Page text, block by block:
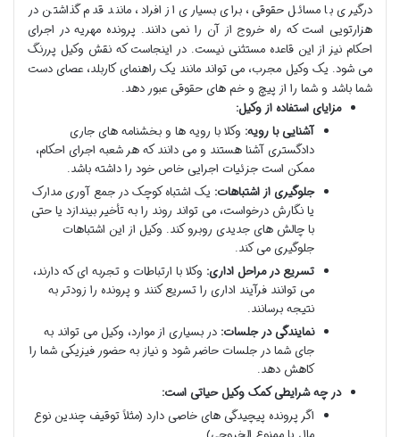
درگیری با مسائل حقوقی، برای بسیاری از افراد، مانند قدم گذاشتن در
هزارتویی است که راه خروج از آن را نمی دانند. پرونده مهریه در اجرای
احکام نیز از این قاعده مستثنی نیست. در اینجاست که نقش وکیل پررنگ
می شود. یک وکیل مجرب، می تواند مانند یک راهنمای کاربلد، عصای دست
شما باشد و شما را از پیچ و خم های حقوقی عبور دهد.
مزایای استفاده از وکیل:
آشنایی با رویه: وکلا با رویه ها و بخشنامه های جاری
دادگستری آشنا هستند و می دانند که هر شعبه اجرای احکام،
ممکن است جزئیات اجرایی خاص خود را داشته باشد.
جلوگیری از اشتباهات: یک اشتباه کوچک در جمع آوری مدارک
یا نگارش درخواست، می تواند روند را به تأخیر بیندازد یا حتی
با چالش های جدیدی روبرو کند. وکیل از این اشتباهات
جلوگیری می کند.
تسریع در مراحل اداری: وکلا با ارتباطات و تجربه ای که دارند،
می توانند فرآیند اداری را تسریع کنند و پرونده را زودتر به
نتیجه برسانند.
نمایندگی در جلسات: در بسیاری از موارد، وکیل می تواند به
جای شما در جلسات حاضر شود و نیاز به حضور فیزیکی شما را
کاهش دهد.
در چه شرایطی کمک وکیل حیاتی است:
اگر پرونده پیچیدگی های خاصی دارد (مثلاً توقیف چندین نوع